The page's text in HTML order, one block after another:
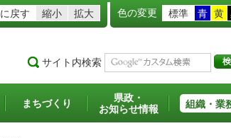
戻す 縮小 拡大 色の変更 標準 青 黄
サイト内検索
まちづくり
県政・
お知らせ情報
組織・業